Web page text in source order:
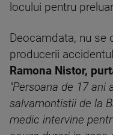
locului pentru
Deocamdata, nu se
producerii
Ramona Nistor,
"Persoana de 17 ani
salvamontistii de la
medic intervine